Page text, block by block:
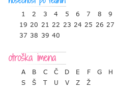
1 2 3 4 5 6 7 8 9
19 20 21 22 23 24 25 26 27
37 38 39 40
A B C Č D E F G H
S
Š T U V Z Ž